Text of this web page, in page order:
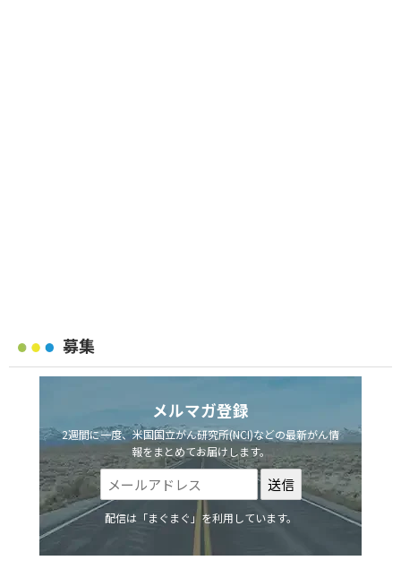
募集
メルマガ登録
2週間に一度、米国国立がん研究所(NCI)などの最新がん情
報をまとめてお届けします。
配信は「まぐまぐ」を利用しています。